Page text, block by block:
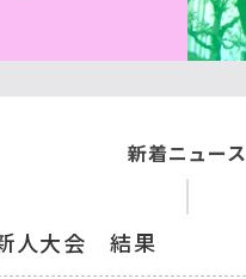
新着ニュース
人大会 結果